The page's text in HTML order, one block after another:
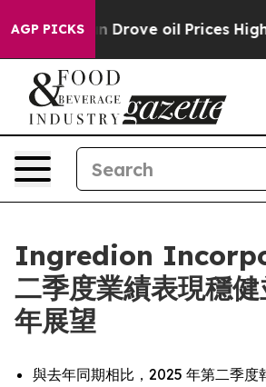
AGP PICKS
oil Prices Higher, Trump Gave
Ingredion
二季度業績表現穩
年展望
與去年同期相比，2025 年第二季度